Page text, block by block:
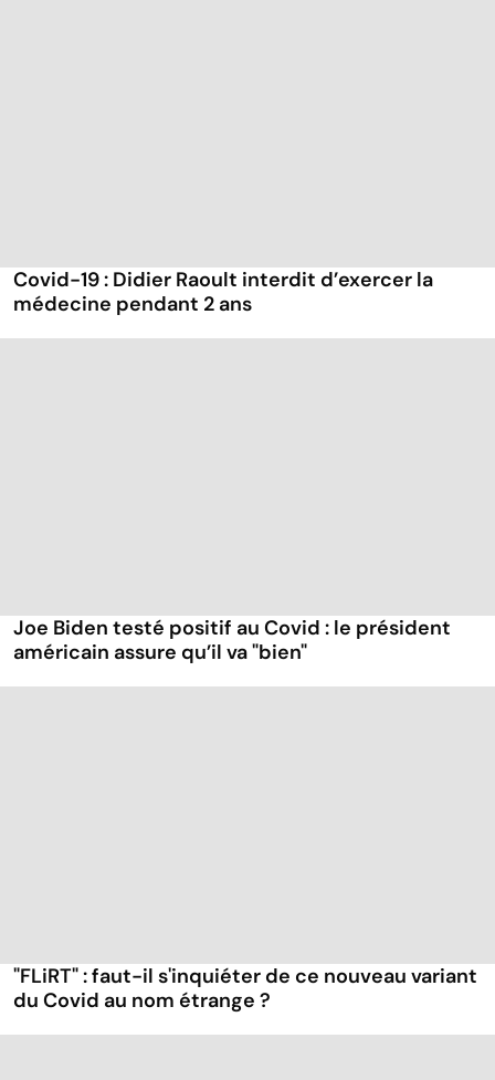
Covid-19 : Didier Raoult interdit d’exercer la
médecine pendant 2 ans
Joe Biden testé positif au Covid : le président
américain assure qu’il va "bien"
"FLiRT" : faut-il s'inquiéter de ce nouveau variant
du Covid au nom étrange ?